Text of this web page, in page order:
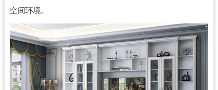
空间环境。